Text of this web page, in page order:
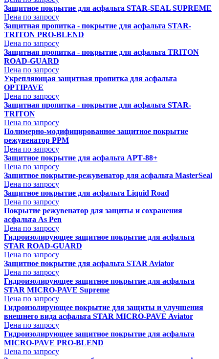
Защитное покрытие для асфальта STAR-SEAL SUPREME
Цена по запросу
Защитная пропитка - покрытие для асфальта STAR-
TRITON PRO-BLEND
Цена по запросу
Защитная пропитка - покрытие для асфальта TRITON
ROAD-GUARD
Цена по запросу
Укрепляющая защитная пропитка для асфальта
OPTIPAVE
Цена по запросу
Защитная пропитка - покрытие для асфальта STAR-
TRITON
Цена по запросу
Полимерно-модифицированное защитное покрытие
режувенатор PPM
Цена по запросу
Защитное покрытие для асфальта АРТ-88+
Цена по запросу
Защитное покрытие-режувенатор для асфальта MasterSeal
Цена по запросу
Защитное покрытие для асфальта Liquid Road
Цена по запросу
Покрытие режувенатор для защиты и сохранения
асфальта As Pen
Цена по запросу
Гидроизолирующее защитное покрытие для асфальта
STAR ROAD-GUARD
Цена по запросу
Защитное покрытие для асфальта STAR Aviator
Цена по запросу
Гидроизолирующее защитное покрытие для асфальта
STAR MICRO-PAVE Supreme
Цена по запросу
Гидроизолирующее покрытие для защиты и улучшения
внешнего вида асфальта STAR MICRO-PAVE Aviator
Цена по запросу
Гидроизолирующее защитное покрытие для асфальта
MICRO-PAVE PRO-BLEND
Цена по запросу